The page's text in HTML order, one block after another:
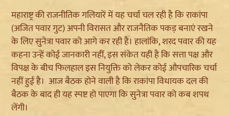
महाराष्ट्र की राजनीतिक गलियारें में यह चर्चा चल रही है कि राकांपा
(अजित पवार गुट) अपनी विरासत और राजनैतिक पकड़ बनाएं रखने
के लिए सुनेत्रा पवार को आगे कर रही है। हालांकि, शरद पवार की यह
कहना उन्हें कोई जानकारी नहीं, इस संकेत यही है कि सत्ता पक्ष और
विपक्ष के बीच फिलहाल इस नियुक्ति को लेकर कोई औपचारिक चर्चा
नहीं हुई है। आज बैठक होने वाली है कि राकांपा विधायक दल की
बैठक के बाद ही यह स्पष्ट हो पाएगा कि सुनेत्रा पवार को कब शपथ
लेंगी।